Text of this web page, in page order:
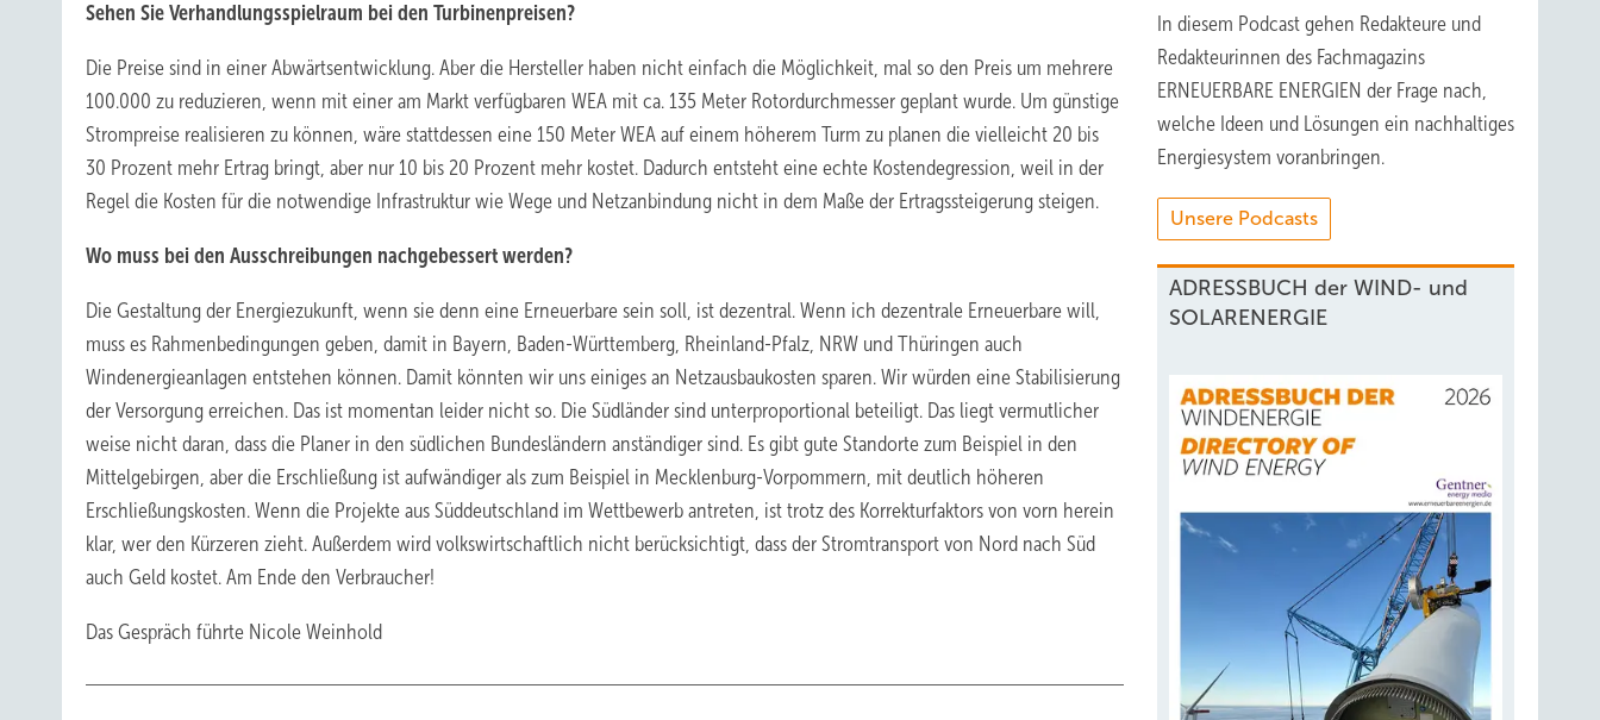
Sehen Sie Verhandlungsspielraum bei den Turbinenpreisen?
Die Preise sind in einer Abwärtsentwicklung. Aber die Hersteller haben nicht einfach die Möglichkeit, mal so den Preis um mehrere
100.000 zu reduzieren, wenn mit einer am Markt verfügbaren WEA mit ca. 135 Meter Rotordurchmesser geplant wurde. Um günstige
Strompreise realisieren zu können, wäre stattdessen eine 150 Meter WEA auf einem höherem Turm zu planen die vielleicht 20 bis
30 Prozent mehr Ertrag bringt, aber nur 10 bis 20 Prozent mehr kostet. Dadurch entsteht eine echte Kostendegression, weil in der
Regel die Kosten für die notwendige Infrastruktur wie Wege und Netzanbindung nicht in dem Maße der Ertragssteigerung steigen.
Wo muss bei den Ausschreibungen nachgebessert werden?
Die Gestaltung der Energiezukunft, wenn sie denn eine Erneuerbare sein soll, ist dezentral. Wenn ich dezentrale Erneuerbare will,
muss es Rahmenbedingungen geben, damit in Bayern, Baden-Württemberg, Rheinland-Pfalz, NRW und Thüringen auch
Windenergieanlagen entstehen können. Damit könnten wir uns einiges an Netzausbaukosten sparen. Wir würden eine Stabilisierung
der Versorgung erreichen. Das ist momentan leider nicht so. Die Südländer sind unterproportional beteiligt. Das liegt vermutlicher
weise nicht daran, dass die Planer in den südlichen Bundesländern anständiger sind. Es gibt gute Standorte zum Beispiel in den
Mittelgebirgen, aber die Erschließung ist aufwändiger als zum Beispiel in Mecklenburg-Vorpommern, mit deutlich höheren
Erschließungskosten. Wenn die Projekte aus Süddeutschland im Wettbewerb antreten, ist trotz des Korrekturfaktors von vorn herein
klar, wer den Kürzeren zieht. Außerdem wird volkswirtschaftlich nicht berücksichtigt, dass der Stromtransport von Nord nach Süd
auch Geld kostet. Am Ende den Verbraucher!
Das Gespräch führte Nicole Weinhold
In diesem Podcast gehen Redakteure und
Redakteurinnen des Fachmagazins
ERNEUERBARE ENERGIEN der Frage nach,
welche Ideen und Lösungen ein nachhaltiges
Energiesystem voranbringen.
Unsere Podcasts
ADRESSBUCH der WIND- und
SOLARENERGIE